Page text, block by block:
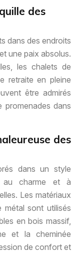
des
dans des endroits
une paix absolus.
les chalets de
retraite en pleine
être admirés
promenades dans
des
dans un style
au charme et à
Les matériaux
métal sont utilisés
en bois massif,
et la cheminée
de confort et